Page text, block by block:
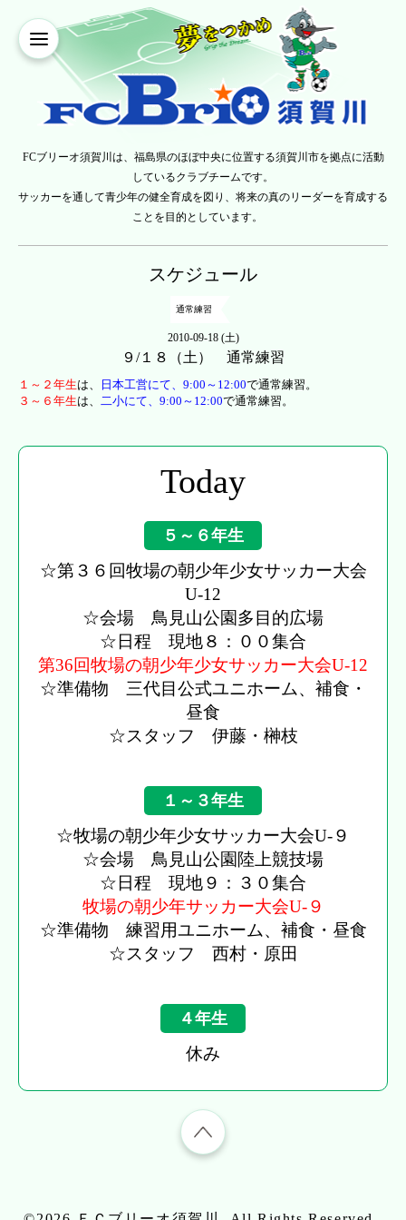
FCブリーオ須賀川は、福島県のほぼ中央に位置する須賀川市を拠点に活動
しているクラブチームです。
サッカーを通して青少年の健全育成を図り、将来の真のリーダーを育成する
ことを目的としています。
スケジュール
通常練習
2010-09-18 (土)
９/１８（土） 通常練習
１～２年生は、 日本工営にて、9:00～12:00で通常練習。
３～６年生は、 二小にて、9:00～12:00で通常練習。
Today
５～６年生
☆第３６回牧場の朝少年少女サッカー大会
U-12
☆会場 鳥見山公園多目的広場
☆日程 現地８：００集合
第36回牧場の朝少年少女サッカー大会U-12
☆準備物 三代目公式ユニホーム、補食・
昼食
☆スタッフ 伊藤・榊枝
１～３年生
☆牧場の朝少年少女サッカー大会U-９
☆会場 鳥見山公園陸上競技場
☆日程 現地９：３０集合
牧場の朝少年サッカー大会U-９
☆準備物 練習用ユニホーム、補食・昼食
☆スタッフ 西村・原田
４年生
休み